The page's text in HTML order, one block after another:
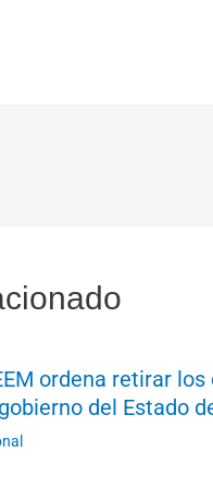
ordena retirar
del Estado